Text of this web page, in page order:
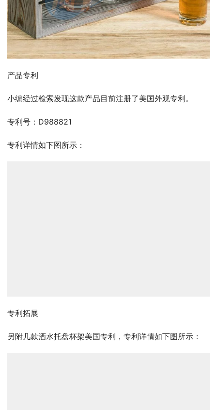
产品专利
小编经过检索发现这款产品目前注册了美国外观专利。
专利号：D988821
专利详情如下图所示：
专利拓展
另附几款酒水托盘杯架美国专利，专利详情如下图所示：